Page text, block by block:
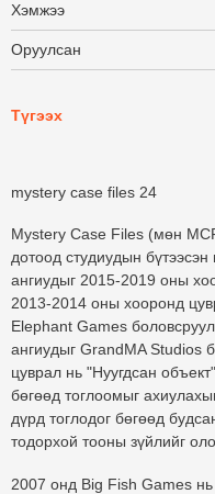
Хэмжээ
Оруулсан
Түгээх
mystery case files 24
Mystery Case Files (мөн
дотоод студиудын
ангиудыг 2015-2019 оны
2013-2014 оны хооронд
Elephant Games
ангиудыг GrandMA Studios
цуврал нь "Нуугдсан
бөгөөд тоглоомыг
дүрд тоглодог бөгөөд
тодорхой тооны зүйлийг
2007 онд Big Fish Games